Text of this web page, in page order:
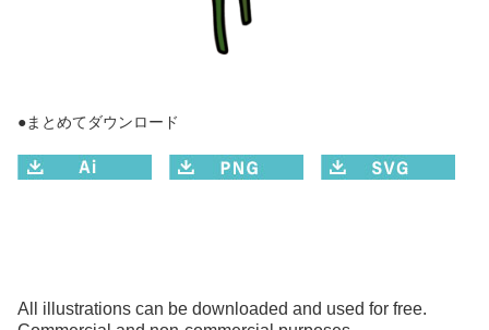
●まとめてダウンロード
All illustrations can be downloaded and used for free.